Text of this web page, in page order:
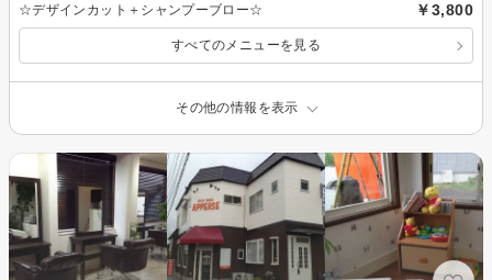
☆デザインカット＋シャンプーブロー☆ ￥3,800
すべてのメニューを見る
その他の情報を表示